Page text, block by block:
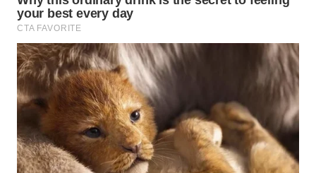
WN
WN
NATUNA
BINTAN